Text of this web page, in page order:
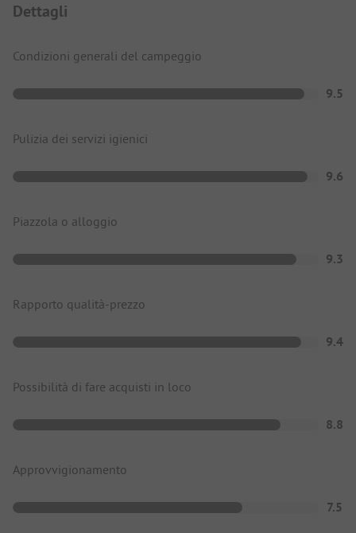
Dettagli
Condizioni generali del campeggio
9.5
Pulizia dei servizi igienici
9.6
Piazzola o alloggio
9.3
Rapporto qualità-prezzo
9.4
Possibilità di fare acquisti in loco
8.8
Approvvigionamento
7.5